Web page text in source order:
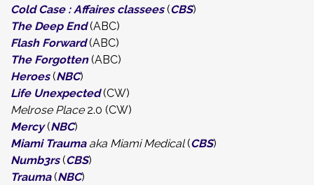
Cold Case : Affaires classees (CBS)
The Deep End (ABC)
Flash Forward (ABC)
The Forgotten (ABC)
Heroes (NBC)
Life Unexpected(CW)
Melrose Place2.0 (CW)
Mercy (NBC)
Miami Traumaaka Miami Medical(CBS)
Numb3rs (CBS)
Trauma (NBC)